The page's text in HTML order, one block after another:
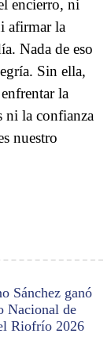
Sánchez ganó
Nacional de
Riofrío 2026
encierro, ni
afirmar la
Nada de eso
Sin ella,
la
ni la confianza
nuestro